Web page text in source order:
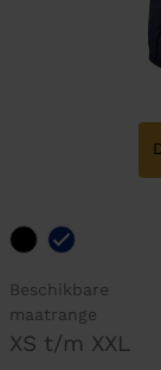
Beschikbare
maatrange
XS t/m XXL